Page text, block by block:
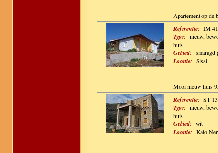
Apartement op de
Referentie: IM
Type: nieuw,
huis
Gebied: smaragd
Locatie: Sissi
Mooi nieuw huis
Referentie: ST
Type: nieuw,
huis
Gebied: wit
Locatie: Kalo